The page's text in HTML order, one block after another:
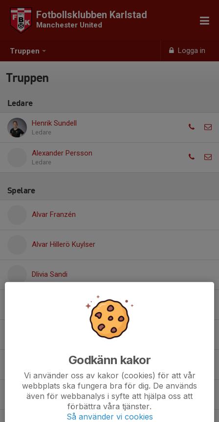
Truppen Logga in
Fotbollsklubben Karlstad
Manchester United
Truppen
Ledare
Henrik Sundell
Ledare
Alexander Persson
Ledare
Spelare
Alvar Franzén
Alvar Hillerö Kuylser
Dlivia Sandi
Luca Tedenby Persson
Märta Wahlman
Nikolas Estenstad
Godkänn kakor
Vi använder oss av kakor (cookies) för att vår
webbplats ska fungera bra för dig. De används
även för webbanalys i syfte att hjälpa oss att
förbättra våra tjänster.
Så använder vi cookies